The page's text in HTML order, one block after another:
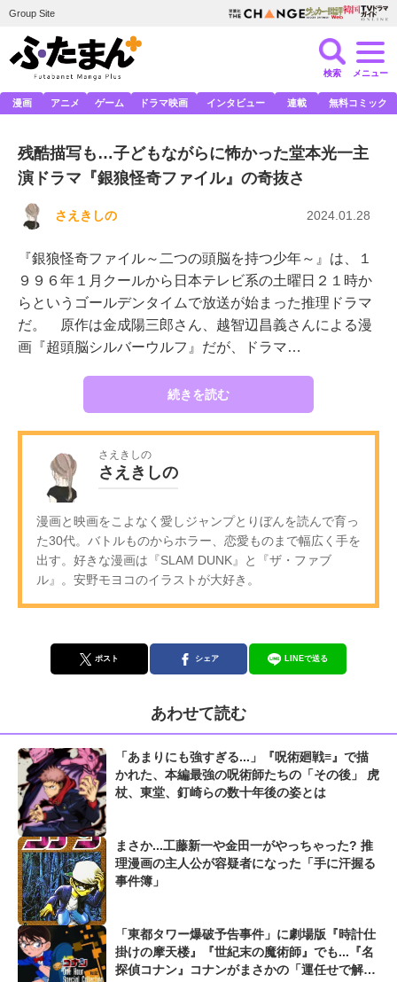
Group Site
検索 メニュー
漫画 アニメ ゲーム ドラマ映画 インタビュー 連載 無料コミック
残酷描写も…子どもながらに怖かった堂本光一主
演ドラマ『銀狼怪奇ファイル』の奇抜さ
さえきしの 2024.01.28
『銀狼怪奇ファイル～二つの頭脳を持つ少年～』は、１
９９６年１月クールから日本テレビ系の土曜日２１時か
らというゴールデンタイムで放送が始まった推理ドラマ
だ。 原作は金成陽三郎さん、越智辺昌義さんによる漫
画『超頭脳シルバーウルフ』だが、ドラマ…
続きを読む
さえきしの
さえきしの
漫画と映画をこよなく愛しジャンプとりぼんを読んで育っ
た30代。バトルものからホラー、恋愛ものまで幅広く手を
出す。好きな漫画は『SLAM DUNK』と『ザ・ファブ
ル』。安野モヨコのイラストが大好き。
ポスト シェア LINEで送る
あわせて読む
「あまりにも強すぎる...」『呪術廻戦≡』で描
かれた、本編最強の呪術師たちの「その後」 虎
杖、東堂、釘崎らの数十年後の姿とは
まさか...工藤新一や金田一がやっちゃった? 推
理漫画の主人公が容疑者になった「手に汗握る
事件簿」
「東都タワー爆破予告事件」に劇場版『時計仕
掛けの摩天楼』『世紀末の魔術師』でも...『名
探偵コナン』コナンがまさかの「運任せで解決